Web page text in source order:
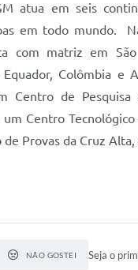
atua em seis
em todo mundo.
com matriz em
Colômbia e
Centro de Pesquisa
Centro
de Provas da Cruz
NÃO GOSTEI Seja o